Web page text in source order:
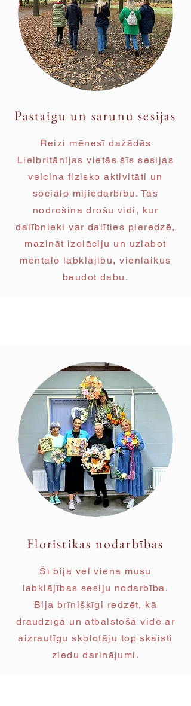
Pastaigu un sarunu sesijas
Reizi mēnesī dažādās
Lielbritānijas vietās šīs sesijas
veicina fizisko aktivitāti un
sociālo mijiedarbību. Tās
nodrošina drošu vidi, kur
dalībnieki var dalīties pieredzē,
mazināt izolāciju un uzlabot
mentālo labklājību, vienlaikus
baudot dabu.
Floristikas nodarbības
Šī bija vēl viena mūsu
labklājības sesiju nodarbība.
Bija brīnišķīgi redzēt, kā
draudzīgā un atbalstošā vidē ar
aizrautīgu skolotāju top skaisti
ziedu darinājumi.